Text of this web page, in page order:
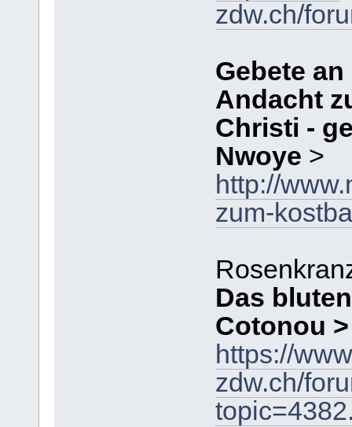
zdw.ch/
Gebete
Andacht
Christi -
Nwoye >
http://
zum-
Das
Cotonou >
https://
zdw.ch/